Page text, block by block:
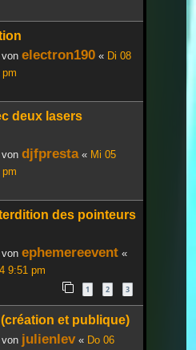
electron190 « Di 08
deux lasers
djfpresta« Mi 05
pm
des pointeurs
ephemereevent «
9:51 pm
1 2 3
et publique)
julienlev« Do 06